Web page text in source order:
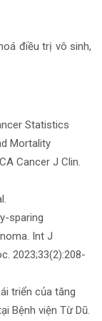
điều trị vô sinh,
Statistics
Mortality
Cancer J Clin.
sparing
Int J
2023;33(2):208-
triển của tăng
Bệnh viện Từ Dũ.